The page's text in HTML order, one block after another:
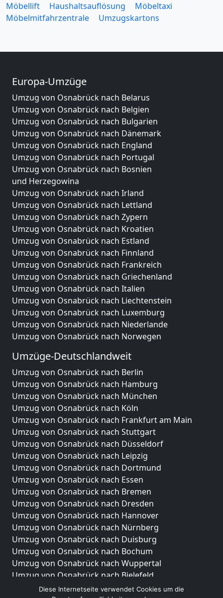
Möbellift
Haushaltsauflösung
Möbeltaxi
Möbelmitfahrzentrale
Umzugskartons
Europa-Umzüge
Umzug von Osnabrück nach Belarus
Umzug von Osnabrück nach Belgien
Umzug von Osnabrück nach Bulgarien
Umzug von Osnabrück nach Dänemark
Umzug von Osnabrück nach England
Umzug von Osnabrück nach Portugal
Umzug von Osnabrück nach Bosnien
und Herzegowina
Umzug von Osnabrück nach Irland
Umzug von Osnabrück nach Lettland
Umzug von Osnabrück nach Zypern
Umzug von Osnabrück nach Kroatien
Umzug von Osnabrück nach Estland
Umzug von Osnabrück nach Finnland
Umzug von Osnabrück nach Frankreich
Umzug von Osnabrück nach Griechenland
Umzug von Osnabrück nach Italien
Umzug von Osnabrück nach Liechtenstein
Umzug von Osnabrück nach Luxemburg
Umzug von Osnabrück nach Niederlande
Umzug von Osnabrück nach Norwegen
Umzüge-Deutschlandweit
Umzug von Osnabrück nach Berlin
Umzug von Osnabrück nach Hamburg
Umzug von Osnabrück nach München
Umzug von Osnabrück nach Köln
Umzug von Osnabrück nach Frankfurt am Main
Umzug von Osnabrück nach Stuttgart
Umzug von Osnabrück nach Düsseldorf
Umzug von Osnabrück nach Leipzig
Umzug von Osnabrück nach Dortmund
Umzug von Osnabrück nach Essen
Umzug von Osnabrück nach Bremen
Umzug von Osnabrück nach Dresden
Umzug von Osnabrück nach Hannover
Umzug von Osnabrück nach Nürnberg
Umzug von Osnabrück nach Duisburg
Umzug von Osnabrück nach Bochum
Umzug von Osnabrück nach Wuppertal
Umzug von Osnabrück nach Bielefeld
Umzug von Osnabrück nach Bonn
Diese Internetseite verwendet Cookies um die